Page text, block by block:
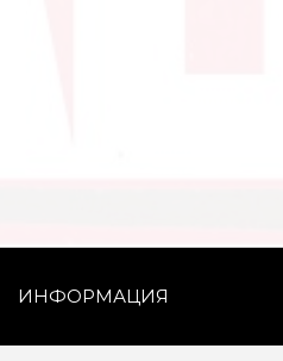
ИНФОРМАЦИЯ